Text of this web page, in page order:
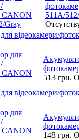
511A/
відеокамери/
513 грн.
відеокамери/
148 грн.